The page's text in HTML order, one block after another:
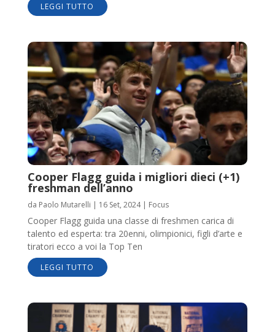
LEGGI TUTTO
Cooper Flagg guida i migliori dieci (+1)
freshman dell’anno
da Paolo Mutarelli | 16 Set, 2024| Focus
Cooper Flagg guida una classe di freshmen carica di
talento ed esperta: tra 20enni, olimpionici, figli d’arte e
tiratori ecco a voi la Top Ten
LEGGI TUTTO